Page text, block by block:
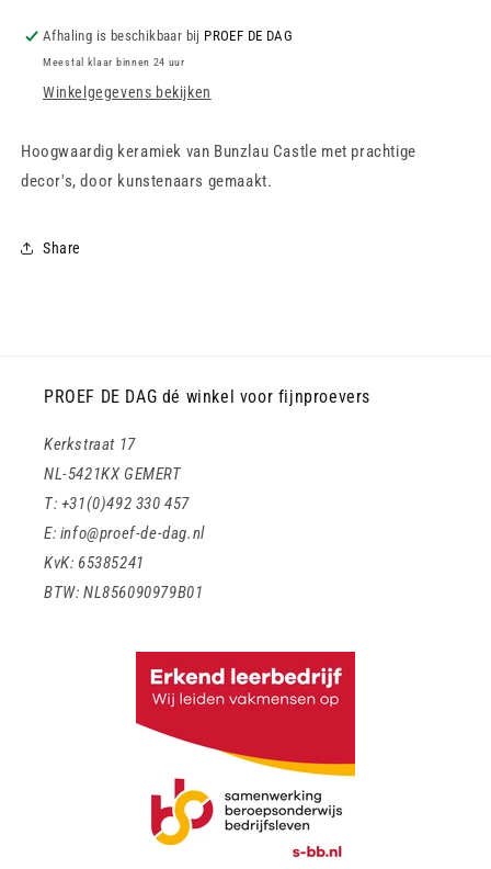
Flower
Festival
Flower
Festival
Afhaling is beschikbaar bij PROEF DE DAG
Meestal klaar binnen 24 uur
Winkelgegevens bekijken
Hoogwaardig keramiek van Bunzlau Castle met prachtige
decor's, door kunstenaars gemaakt.
Share
PROEF DE DAG dé winkel voor fijnproevers
Kerkstraat 17
NL-5421KX GEMERT
T: +31(0)492 330 457
E: info@proef-de-dag.nl
KvK: 65385241
BTW: NL856090979B01